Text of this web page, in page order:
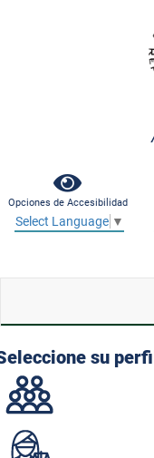
Opciones de Accesibilidad
Select Language ▼
su